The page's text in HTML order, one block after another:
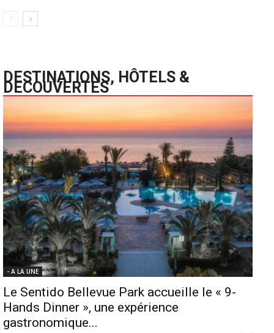
DESTINATIONS, HÔTELS &
DECOUVERTES
- A LA UNE
Le Sentido Bellevue Park accueille le « 9-
Hands Dinner », une expérience
gastronomique...